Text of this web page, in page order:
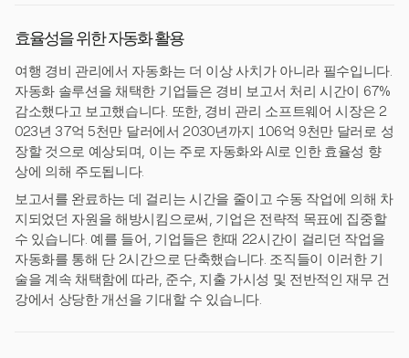
효율성을 위한 자동화 활용
여행 경비 관리에서 자동화는 더 이상 사치가 아니라 필수입니다.
자동화 솔루션을 채택한 기업들은 경비 보고서 처리 시간이 67%
감소했다고 보고했습니다. 또한, 경비 관리 소프트웨어 시장은 2
023년 37억 5천만 달러에서 2030년까지 106억 9천만 달러로 성
장할 것으로 예상되며, 이는 주로 자동화와 AI로 인한 효율성 향
상에 의해 주도됩니다.
보고서를 완료하는 데 걸리는 시간을 줄이고 수동 작업에 의해 차
지되었던 자원을 해방시킴으로써, 기업은 전략적 목표에 집중할
수 있습니다. 예를 들어, 기업들은 한때 22시간이 걸리던 작업을
자동화를 통해 단 2시간으로 단축했습니다. 조직들이 이러한 기
술을 계속 채택함에 따라, 준수, 지출 가시성 및 전반적인 재무 건
강에서 상당한 개선을 기대할 수 있습니다.